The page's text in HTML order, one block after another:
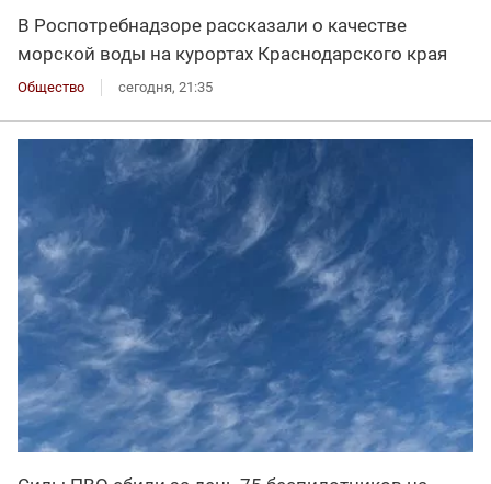
В Роспотребнадзоре рассказали о качестве
морской воды на курортах Краснодарского края
Общество сегодня, 21:35